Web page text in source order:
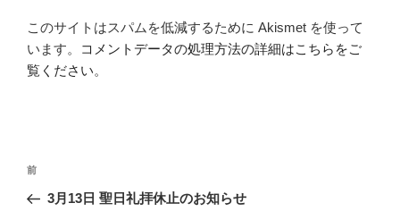
このサイトはスパムを低減するために Akismet を使って
います。
コメントデータの処理方法の詳細はこちらをご
覧ください。
投
ナ
前
の
前
3月13日 聖日礼拝休止のお知らせ